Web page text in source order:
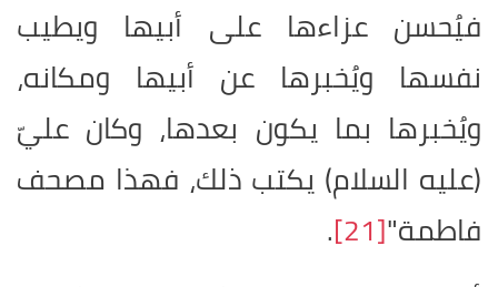
فيُحسن عزاءها على أبيها ويطيب
نفسها ويُخبرها عن أبيها ومكانه،
ويُخبرها بما يكون بعدها، وكان عليّ
(عليه السلام) يكتب ذلك، فهذا مصحف
فاطمة"[21]
.